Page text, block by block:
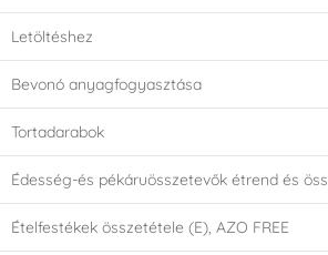
Letöltéshez
Bevonó anyagfogyasztása
Tortadarabok
Édesség-és pékáruösszetevők étrend és
Ételfestékek összetétele (E), AZO FREE